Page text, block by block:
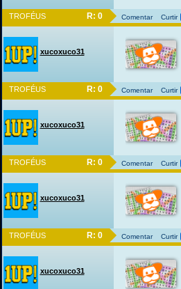
TROFÉUS R: 0 Comentar Curtir
xucoxuco31
TROFÉUS R: 0 Comentar Curtir
xucoxuco31
TROFÉUS R: 0 Comentar Curtir
xucoxuco31
TROFÉUS R: 0 Comentar Curtir
xucoxuco31